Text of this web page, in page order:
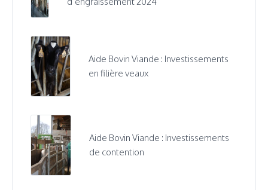
Aide Bovin Viande : Investissements
en filière veaux
Aide Bovin Viande : Investissements
de contention